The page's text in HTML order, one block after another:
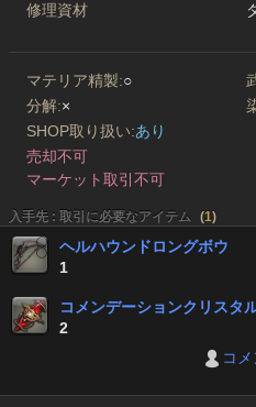
修理資材
マテリア精製:○
分解:×
SHOP取り扱い:あり
売却不可
マーケット取引不可
入手先 : 取引に必要なアイテム (1)
ヘルハウンドロングボウ
1
コメンデーションクリスタ
2
コ